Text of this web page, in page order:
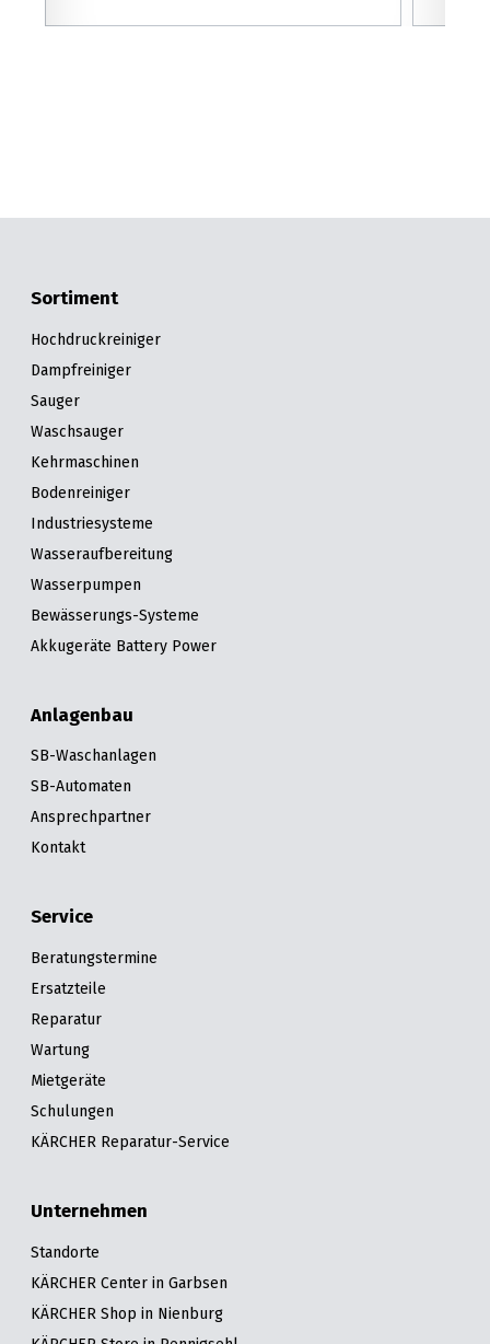
Sortiment
Hochdruckreiniger
Dampfreiniger
Sauger
Waschsauger
Kehrmaschinen
Bodenreiniger
Industriesysteme
Wasseraufbereitung
Wasserpumpen
Bewässerungs-Systeme
Akkugeräte Battery Power
Anlagenbau
SB-Waschanlagen
SB-Automaten
Ansprechpartner
Kontakt
Service
Beratungstermine
Ersatzteile
Reparatur
Wartung
Mietgeräte
Schulungen
KÄRCHER Reparatur-Service
Unternehmen
Standorte
KÄRCHER Center in Garbsen
KÄRCHER Shop in Nienburg